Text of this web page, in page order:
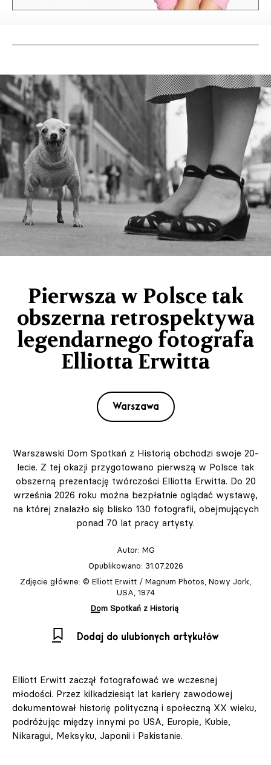
Pierwsza w Polsce tak
obszerna retrospektywa
legendarnego fotografa
Elliotta Erwitta
Warszawa
Warszawski Dom Spotkań z Historią obchodzi swoje 20-
lecie. Z tej okazji przygotowano pierwszą w Polsce tak
obszerną prezentację twórczości Elliotta Erwitta. Do 20
września 2026 roku można bezpłatnie oglądać wystawę,
na której znalazło się blisko 130 fotografii, obejmujących
ponad 70 lat pracy artysty.
Autor: MG
Opublikowano: 31.07.2026
Zdjęcie główne: © Elliott Erwitt / Magnum Photos, Nowy Jork,
USA, 1974
Dom Spotkań z Historią
Dodaj do ulubionych artykułów
Elliott Erwitt zaczął fotografować we wczesnej
młodości. Przez kilkadziesiąt lat kariery zawodowej
dokumentował historię polityczną i społeczną XX wieku,
podróżując między innymi po USA, Europie, Kubie,
Nikaragui, Meksyku, Japonii i Pakistanie.